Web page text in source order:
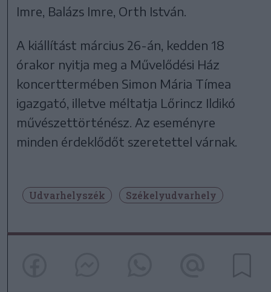
Imre, Balázs Imre, Orth István.
A kiállítást március 26-án, kedden 18
órakor nyitja meg a Művelődési Ház
koncerttermében Simon Mária Tímea
igazgató, illetve méltatja Lőrincz Ildikó
művészettörténész. Az eseményre
minden érdeklődőt szeretettel várnak.
Udvarhelyszék Székelyudvarhely